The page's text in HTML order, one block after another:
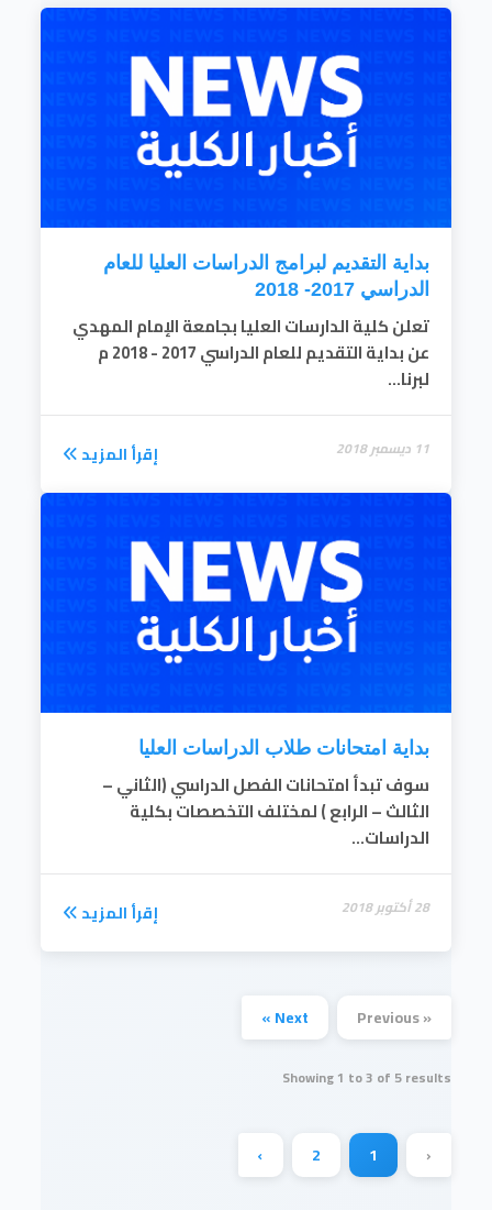
بداية التقديم لبرامج الدراسات العليا للعام
الدراسي 2017- 2018
تعلن كلية الدارسات العليا بجامعة الإمام المهدي
عن بداية التقديم للعام الدراسي 2017 - 2018 م
لبرنا...
11 ديسمبر 2018 إقرأ المزيد
بداية امتحانات طلاب الدراسات العليا
سوف تبدأ امتحانات الفصل الدراسي (الثاني –
الثالث – الرابع ) لمختلف التخصصات بكلية
الدراسات...
28 أكتوبر 2018 إقرأ المزيد
« Previous
Next »
Showing1 to3 of 5results
‹
1
2
›